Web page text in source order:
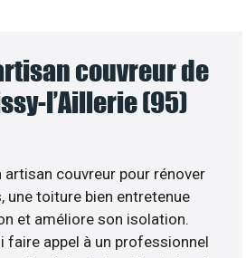
couvreur de
l’Aillerie (95)
artisan couvreur pour rénover
une toiture bien entretenue
et améliore son isolation.
faire appel à un professionnel